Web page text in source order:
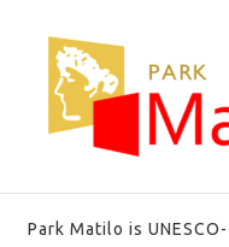
Park Matilo is